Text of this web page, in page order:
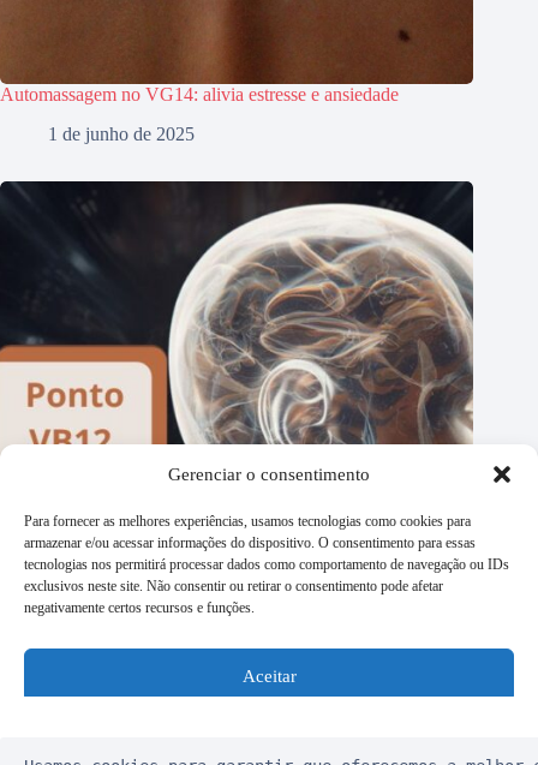
Gerenciar o consentimento
Para fornecer as melhores experiências, usamos tecnologias como cookies para
armazenar e/ou acessar informações do dispositivo. O consentimento para essas
tecnologias nos permitirá processar dados como comportamento de navegação ou IDs
exclusivos neste site. Não consentir ou retirar o consentimento pode afetar
negativamente certos recursos e funções.
Aceitar
Automassagem no VG14: alivia estresse e ansiedade
1 de junho de 2025